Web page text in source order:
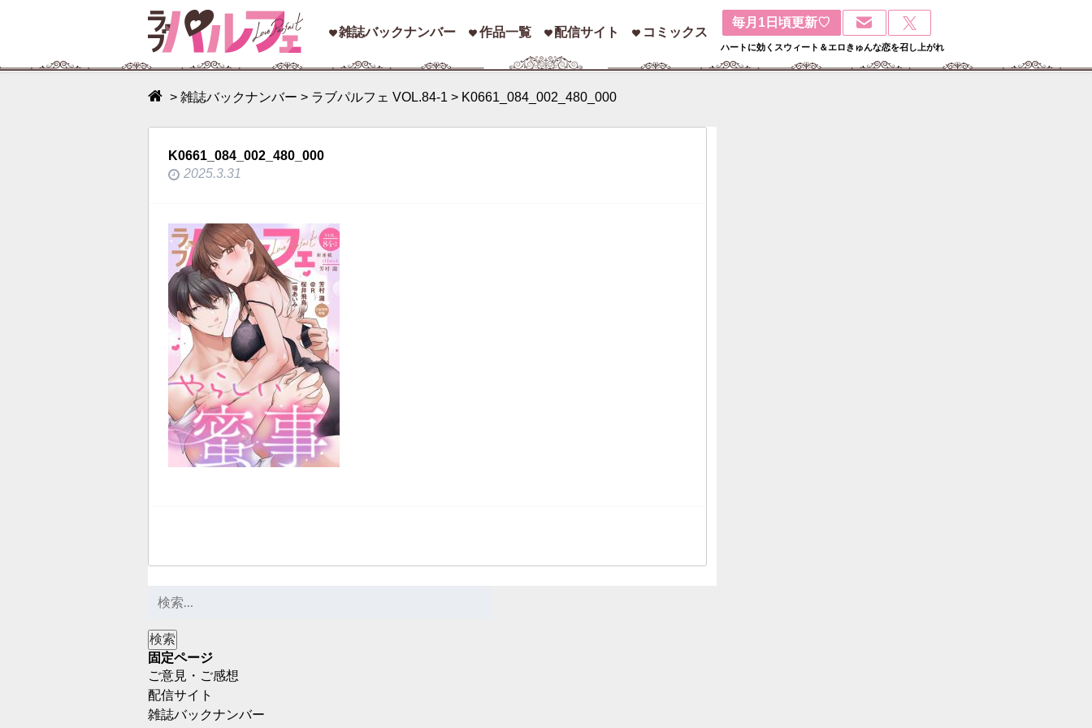
雑誌バックナンバー 作品一覧 配信サイト コミックス
毎月1日頃更新♡
ハートに効くスウィート＆エロきゅんな恋を召し上がれ
> 雑誌バックナンバー > ラブパルフェ VOL.84-1 > K0661_084_002_480_000
K0661_084_002_480_000
2025.3.31
固定ページ
ご意見・ご感想
配信サイト
雑誌バックナンバー